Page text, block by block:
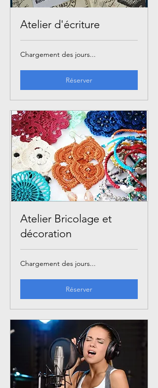
Atelier d'écriture
Chargement des jours...
Réserver
Atelier Bricolage et
décoration
Chargement des jours...
Réserver